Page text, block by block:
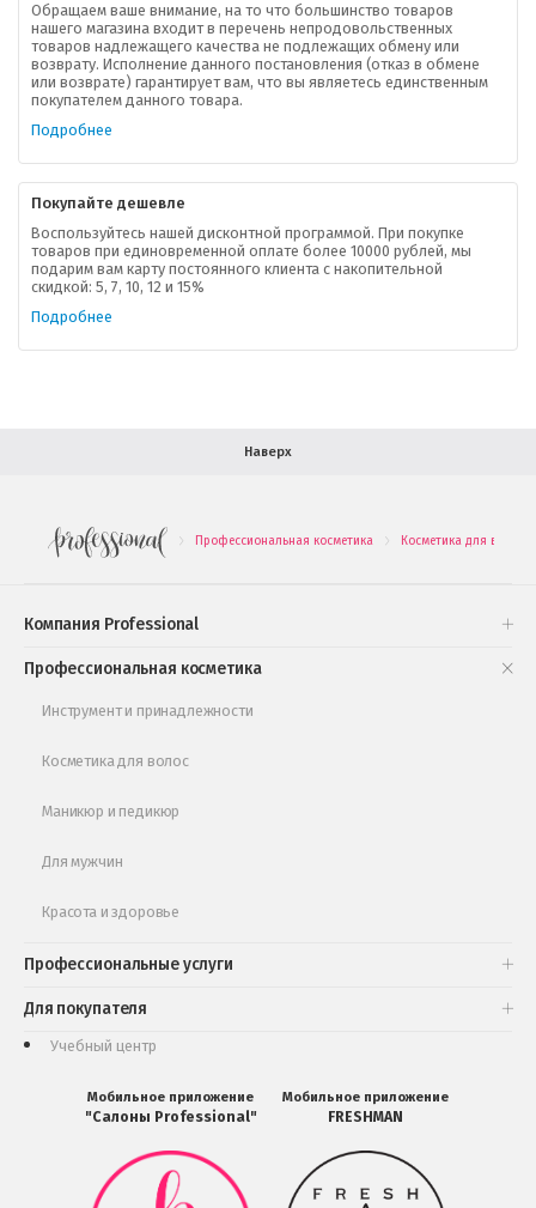
Обращаем ваше внимание, на то что большинство товаров
нашего магазина входит в перечень непродовольственных
товаров надлежащего качества не подлежащих обмену или
возврату. Исполнение данного постановления (отказ в обмене
или возврате) гарантирует вам, что вы являетесь единственным
покупателем данного товара.
Подробнее
Покупайте дешевле
Воспользуйтесь нашей дисконтной программой. При покупке
товаров при единовременной оплате более 10000 рублей, мы
подарим вам карту постоянного клиента с накопительной
скидкой: 5, 7, 10, 12 и 15%
Подробнее
Наверх
. Профессиональная косметика . Косметика для волос
Компания Professional
О компании
Ваша скидка
Контактная информация
В помощь покупателю
Форма обратной связи
Профессиональная косметика
Инструмент и принадлежности
Косметика для волос
Маникюр и педикюр
Для мужчин
Красота и здоровье
Профессиональные услуги
Для покупателя
Подарочные наборы
Обучающее видео
Учебный центр
Мобильное приложение
"Салоны Professional"
Мобильное
приложение
Салоны
Мобильное приложение
FRESHMAN
Мобильное
приложение
FRESHMAN